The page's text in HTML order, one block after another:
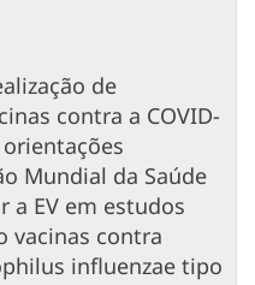
de
contra a COVID-
Mundial da Saúde
a EV em estudos
vacinas contra
influenzae tipo